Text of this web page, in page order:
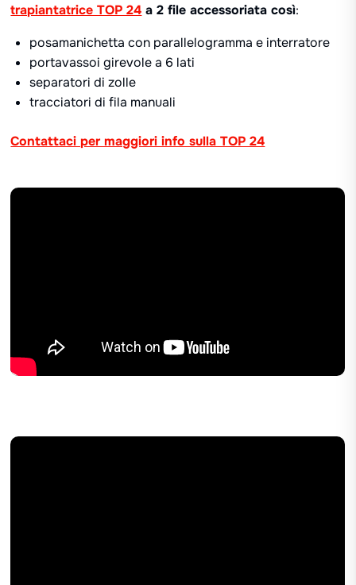
trapiantatrice TOP 24 a 2 file accessoriata così:
posamanichetta con parallelogramma e interratore
portavassoi girevole a 6 lati
separatori di zolle
tracciatori di fila manuali
Contattaci per maggiori info sulla TOP 24